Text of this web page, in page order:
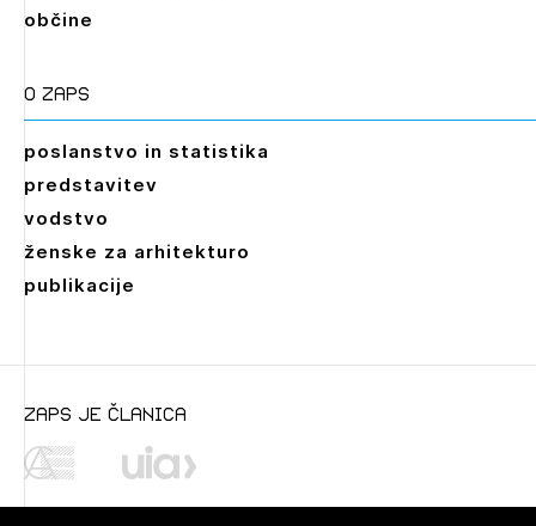
Leto
2025,
2019, 2018,2017,
2010,
2009,
2003,
2002
občine
O zaps
poslanstvo in statistika
predstavitev
vodstvo
ženske za arhitekturo
publikacije
zaps je članica